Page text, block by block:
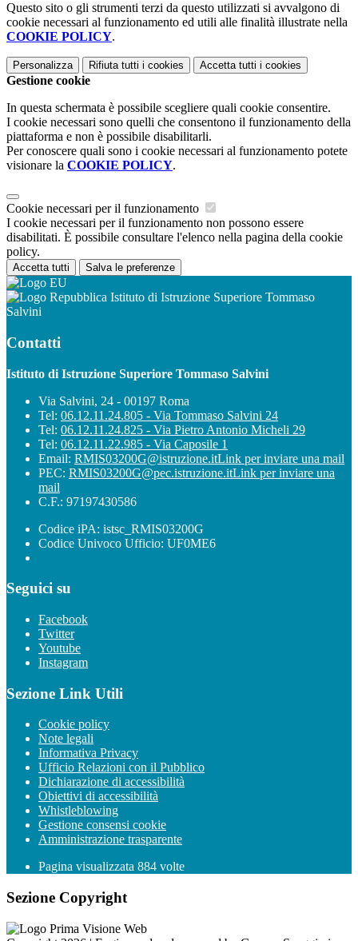
Questo sito o gli strumenti terzi da questo utilizzati si avvalgono di
cookie necessari al funzionamento ed utili alle finalità illustrate nella
COOKIE POLICY.
Personalizza Rifiuta tutti i cookies Accetta tutti i cookies
Gestione cookie
In questa schermata è possibile scegliere quali cookie consentire.
I cookie necessari sono quelli che consentono il funzionamento della
piattaforma e non è possibile disabilitarli.
Per conoscere quali sono i cookie necessari al funzionamento potete
visionare la COOKIE POLICY.
Cookie necessari per il funzionamento
I cookie necessari per il funzionamento non possono essere
disabilitati. È possibile consultare l'elenco nella pagina della cookie
policy.
Accetta tutti Salva le preferenze
Istituto di Istruzione Superiore Tommaso
Salvini
Contatti
Istituto di Istruzione Superiore Tommaso Salvini
Via Salvini, 24 - 00197 Roma
Tel: 06.12.11.24.805 - Via Tommaso Salvini 24
Tel: 06.12.11.24.825 - Via Pietro Antonio Micheli 29
Tel: 06.12.11.22.985 - Via Caposile 1
Email: RMIS03200G@istruzione.itLink per inviare una mail
PEC: RMIS03200G@pec.istruzione.itLink per inviare una
mail
C.F.: 97197430586
Codice iPA: istsc_RMIS03200G
Codice Univoco Ufficio: UF0ME6
Seguici su
Facebook
Twitter
Youtube
Instagram
Sezione Link Utili
Cookie policy
Note legali
Informativa Privacy
Ufficio Relazioni con il Pubblico
Dichiarazione di accessibilità
Obiettivi di accessibilità
Whistleblowing
Gestione consensi cookie
Amministrazione trasparente
Pagina visualizzata 884 volte
Sezione Copyright